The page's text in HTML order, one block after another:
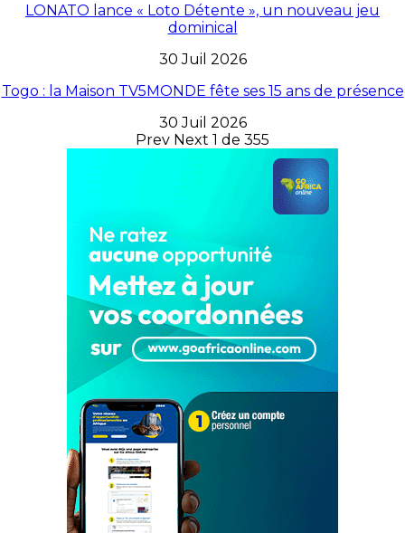
LONATO lance « Loto Détente », un nouveau jeu
dominical
30 Juil 2026
Togo : la Maison TV5MONDE fête ses 15 ans de présence
30 Juil 2026
Prev Next 1 de 355